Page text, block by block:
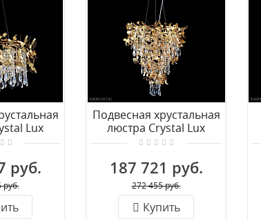
Lux
D600
руб.
руб.
Подвесная хрустальная
люстра Crystal Lux
ROMEO SP10 GOLD D600
187 721 руб.
272 455 руб.
Купить